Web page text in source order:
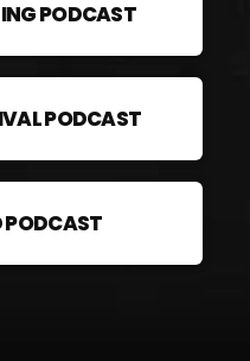
PODCAST
PODCAST
PODCAST